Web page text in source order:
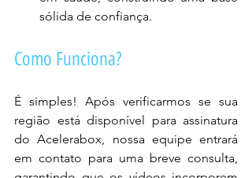
sólida de confiança.
Como Funciona?
É simples! Após verificarmos se sua
região está disponível para assinatura
do Acelerabox, nossa equipe entrará
em contato para uma breve consulta,